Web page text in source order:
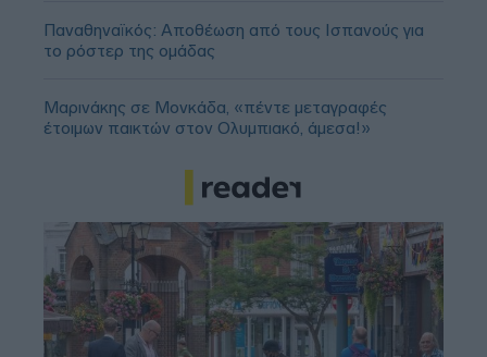
Παναθηναϊκός: Αποθέωση από τους Ισπανούς για
το ρόστερ της ομάδας
Μαρινάκης σε Μονκάδα, «πέντε μεταγραφές
έτοιμων παικτών στον Ολυμπιακό, άμεσα!»